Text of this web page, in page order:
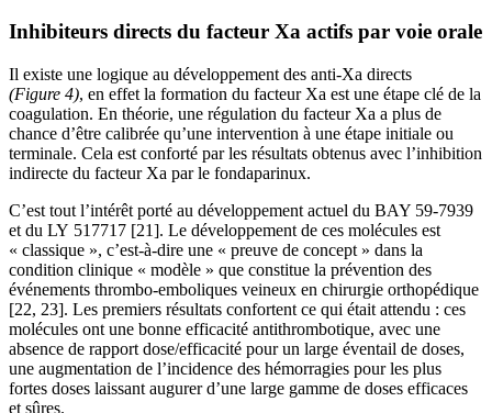
Inhibiteurs directs du facteur Xa actifs par voie orale
Il existe une logique au développement des anti-Xa directs
(Figure 4), en effet la formation du facteur Xa est une étape clé de la
coagulation. En théorie, une régulation du facteur Xa a plus de
chance d’être calibrée qu’une intervention à une étape initiale ou
terminale. Cela est conforté par les résultats obtenus avec l’inhibition
indirecte du facteur Xa par le fondaparinux.
C’est tout l’intérêt porté au développement actuel du BAY 59-7939
et du LY 517717 [21]. Le développement de ces molécules est
« classique », c’est-à-dire une « preuve de concept » dans la
condition clinique « modèle » que constitue la prévention des
événements thrombo-emboliques veineux en chirurgie orthopédique
[22, 23]. Les premiers résultats confortent ce qui était attendu : ces
molécules ont une bonne efficacité antithrombotique, avec une
absence de rapport dose/efficacité pour un large éventail de doses,
une augmentation de l’incidence des hémorragies pour les plus
fortes doses laissant augurer d’une large gamme de doses efficaces
et sûres.